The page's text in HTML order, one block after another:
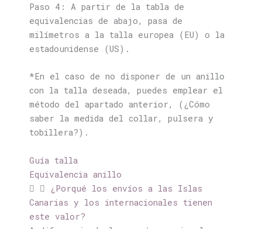
Paso 4: A partir de la tabla de
equivalencias de abajo, pasa de
milímetros a la talla europea (EU) o la
estadounidense (US).
*En el caso de no disponer de un anillo
con la talla deseada, puedes emplear el
método del apartado anterior, ( ¿Cómo
saber la medida del collar, pulsera y
tobillera?).
Guía talla
Equivalencia anillo
¿Porqué los envíos a las Islas
Canarias y los internacionales tienen
este valor?